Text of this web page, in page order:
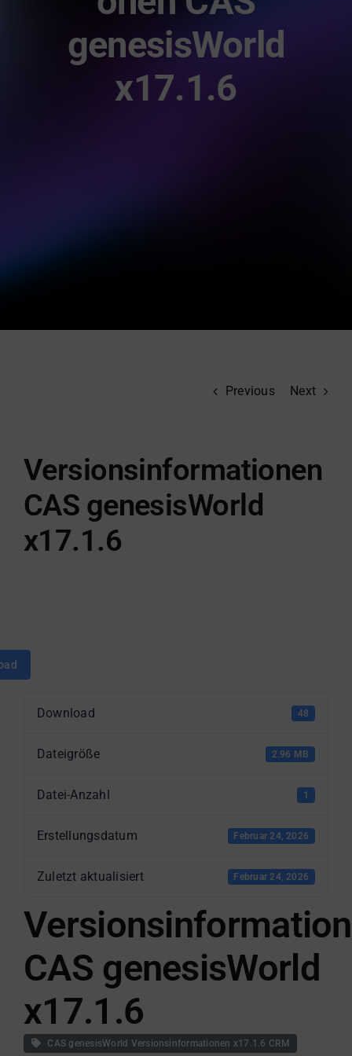
Kontakt
genesisWorld
x17.1.6
Previous Next
Versionsinformationen
CAS genesisWorld
x17.1.6
Download 48
Dateigröße 2.96 MB
Datei-Anzahl 1
Erstellungsdatum Februar 24, 2026
Zuletzt aktualisiert Februar 24, 2026
CAS genesisWorld
x17.1.6
CAS genesisWorld Versionsinformationen x17.1.6 CRM